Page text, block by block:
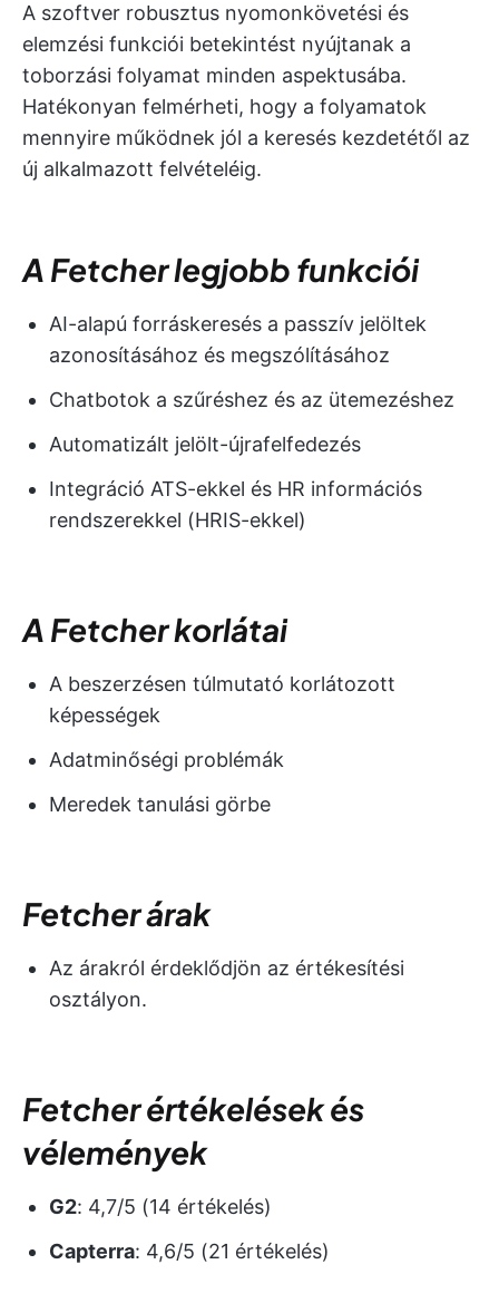
A szoftver robusztus nyomonkövetési és
elemzési funkciói betekintést nyújtanak a
toborzási folyamat minden aspektusába.
Hatékonyan felmérheti, hogy a folyamatok
mennyire működnek jól a keresés kezdetétől az
új alkalmazott felvételéig.
A Fetcher legjobb funkciói
AI-alapú forráskeresés a passzív jelöltek
azonosításához és megszólításához
Chatbotok a szűréshez és az ütemezéshez
Automatizált jelölt-újrafelfedezés
Integráció ATS-ekkel és HR információs
rendszerekkel (HRIS-ekkel)
A Fetcher korlátai
A beszerzésen túlmutató korlátozott
képességek
Adatminőségi problémák
Meredek tanulási görbe
Fetcher árak
Az árakról érdeklődjön az értékesítési
osztályon.
Fetcher értékelések és
vélemények
G2: 4,7/5 (14 értékelés)
Capterra: 4,6/5 (21 értékelés)